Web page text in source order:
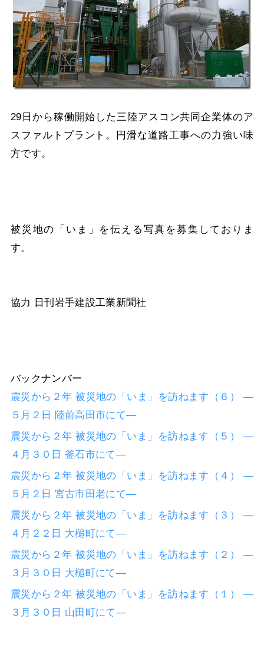
29日から稼働開始した三陸アスコン共同企業体のア
スファルトプラント。円滑な道路工事への力強い味
方です。
被災地の「いま」を伝える写真を募集しておりま
す。
協力 日刊岩手建設工業新聞社
バックナンバー
震災から２年 被災地の「いま」を訪ねます（６） ―
５月２日 陸前高田市にて―
震災から２年 被災地の「いま」を訪ねます（５） ―
４月３０日 釜石市にて―
震災から２年 被災地の「いま」を訪ねます（４） ―
５月２日 宮古市田老にて―
震災から２年 被災地の「いま」を訪ねます（３） ―
４月２２日 大槌町にて―
震災から２年 被災地の「いま」を訪ねます（２） ―
３月３０日 大槌町にて―
震災から２年 被災地の「いま」を訪ねます（１） ―
３月３０日 山田町にて―